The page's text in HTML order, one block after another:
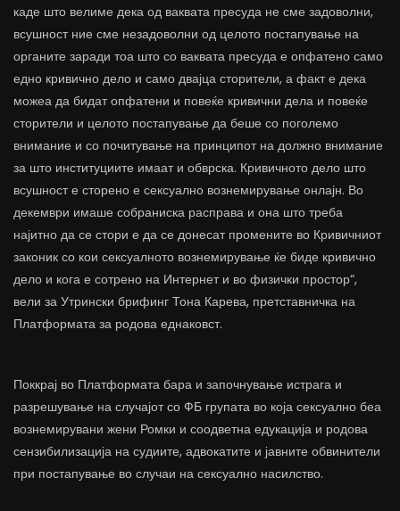
каде што велиме дека од ваквата пресуда не сме задоволни,
всушност ние сме незадоволни од целото постапување на
органите заради тоа што со ваквата пресуда е опфатено само
едно кривично дело и само двајца сторители, а факт е дека
можеа да бидат опфатени и повеќе кривични дела и повеќе
сторители и целото постапување да беше со поголемо
внимание и со почитување на принципот на должно внимание
за што институциите имаат и обврска. Кривичното дело што
всушност е сторено е сексуално вознемирување онлајн. Во
декември имаше собраниска расправа и она што треба
најитно да се стори е да се донесат промените во Кривичниот
законик со кои сексуалното вознемирување ќе биде кривично
дело и кога е сотрено на Интернет и во физички простор“,
вели за Утрински брифинг Тона Карева, претставничка на
Платформата за родова еднаковст.
Поккрај во Платформата бара и започнување истрага и
разрешување на случајот со ФБ групата во која сексуално беа
вознемирувани жени Ромки и соодветна едукација и родова
сензибилизација на судиите, адвокатите и јавните обвинители
при постапување во случаи на сексуално насилство.